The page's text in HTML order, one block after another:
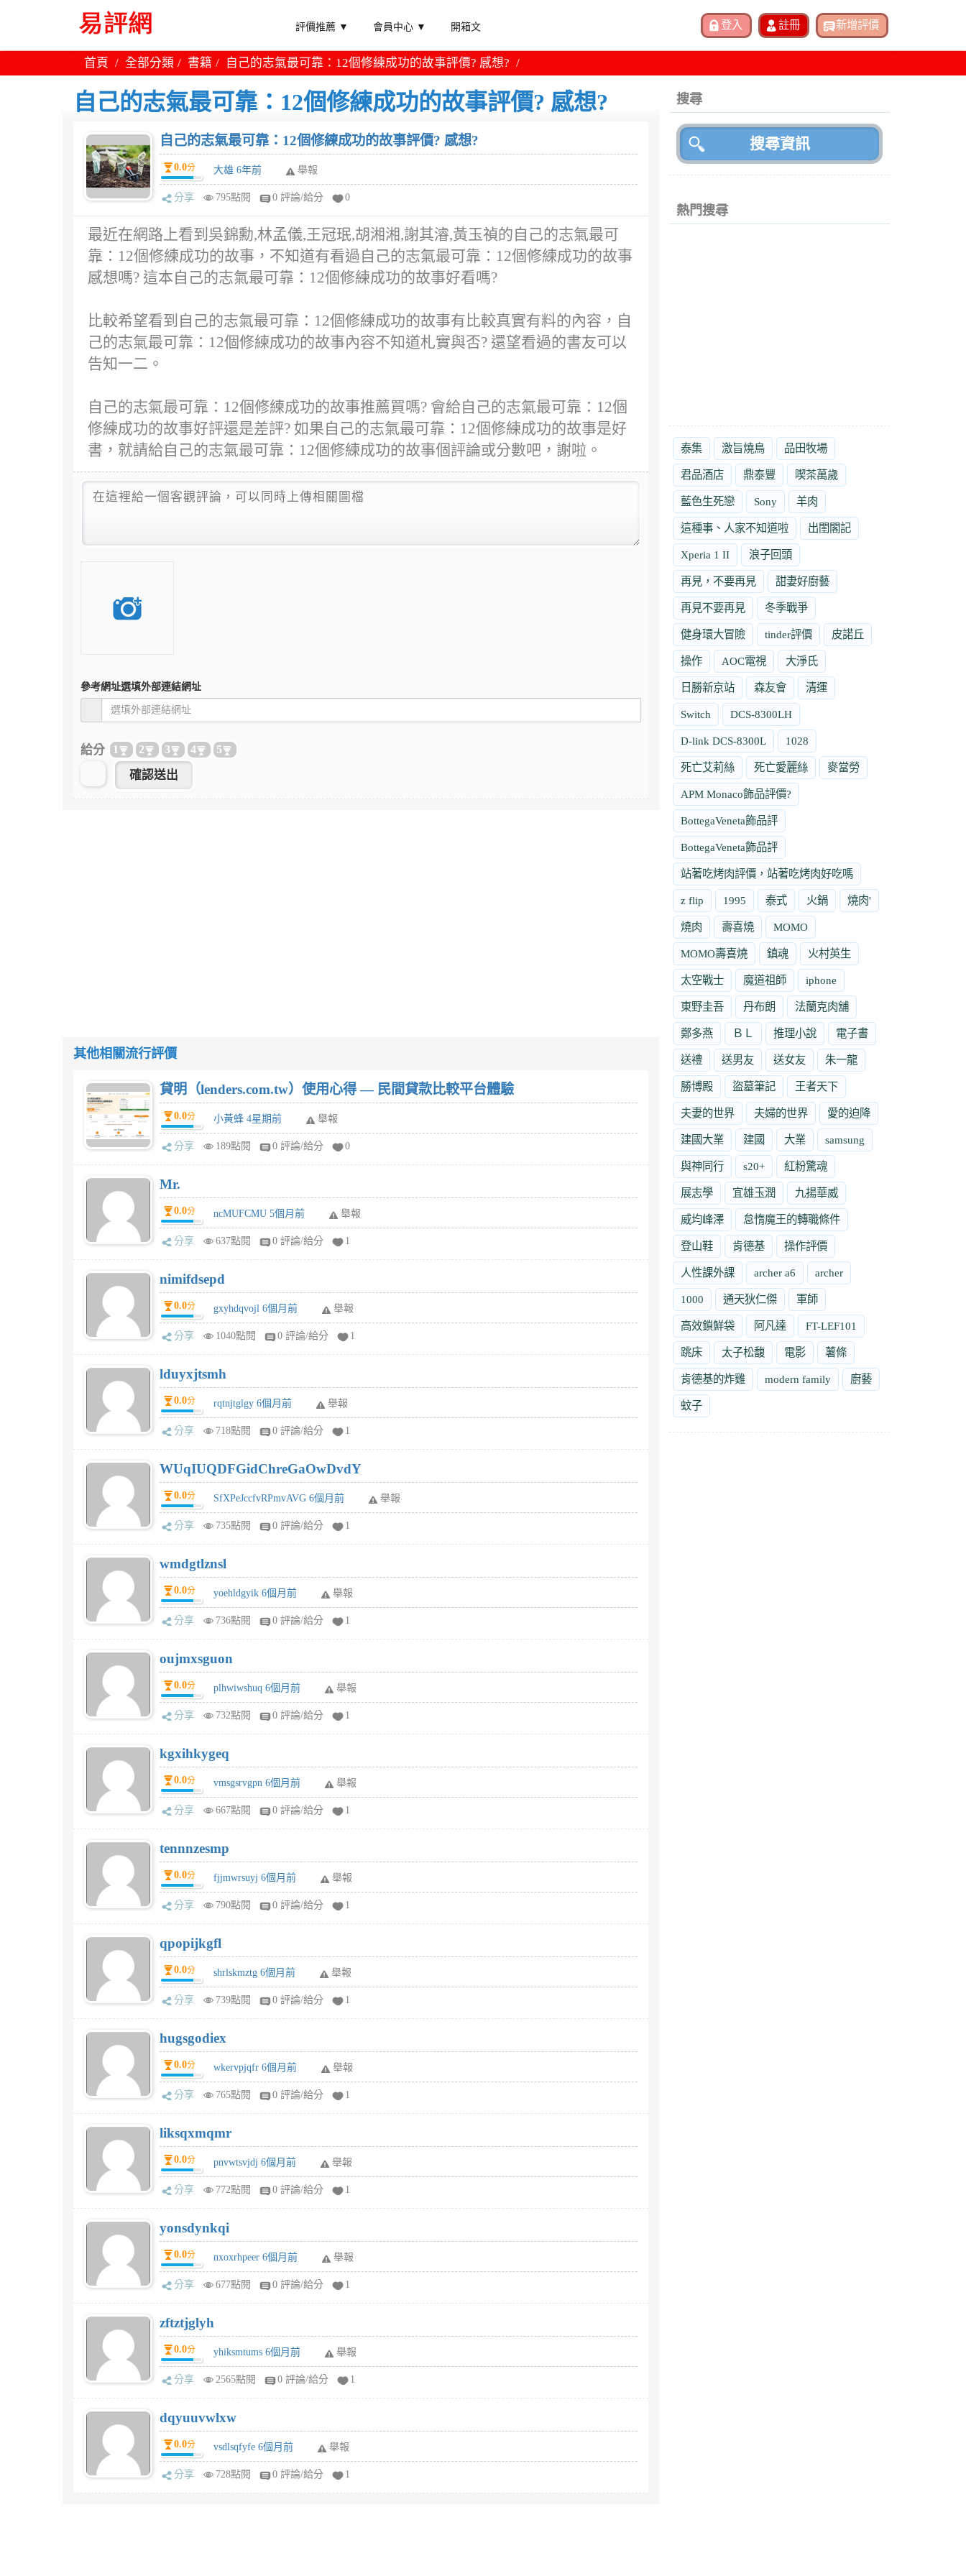
評價推薦 ▼ 會員中心 ▼ 開箱文
首頁 全部分類 書籍 自己的志氣最可靠：12個修練成功的故事評價? 感想?
自己的志氣最可靠：12個修練成功的故事評價? 感想?
自己的志氣最可靠：12個修練成功的故事評價? 感想?
0.0分 大雄 6年前 舉報
分享 795點閱 0 評論/給分 0
最近在網路上看到吳錦勳,林孟儀,王冠珉,胡湘湘,謝其濬,黃玉禎的自己的志氣最可
靠：12個修練成功的故事，不知道有看過自己的志氣最可靠：12個修練成功的故事
感想嗎? 這本自己的志氣最可靠：12個修練成功的故事好看嗎?
比較希望看到自己的志氣最可靠：12個修練成功的故事有比較真實有料的內容，自
己的志氣最可靠：12個修練成功的故事內容不知道札實與否? 還望看過的書友可以
告知一二。
自己的志氣最可靠：12個修練成功的故事推薦買嗎? 會給自己的志氣最可靠：12個
修練成功的故事好評還是差評? 如果自己的志氣最可靠：12個修練成功的故事是好
書，就請給自己的志氣最可靠：12個修練成功的故事個評論或分數吧，謝啦。
參考網址選填外部連結網址
給分 1 2 3 4 5
其他相關流行評價
貸明（lenders.com.tw）使用心得 — 民間貸款比較平台體驗
0.0分 小黃蜂 4星期前 舉報
分享 189點閱 0 評論/給分 0
Mr.
0.0分 ncMUFCMU 5個月前 舉報
分享 637點閱 0 評論/給分 1
nimifdsepd
0.0分 gxyhdqvojl 6個月前 舉報
分享 1040點閱 0 評論/給分 1
lduyxjtsmh
0.0分 rqtnjtglgy 6個月前 舉報
分享 718點閱 0 評論/給分 1
WUqIUQDFGidChreGaOwDvdY
0.0分 SfXPeJccfvRPmvAVG 6個月前 舉報
分享 735點閱 0 評論/給分 1
wmdgtlznsl
0.0分 yoehldgyik 6個月前 舉報
分享 736點閱 0 評論/給分 1
oujmxsguon
0.0分 plhwiwshuq 6個月前 舉報
分享 732點閱 0 評論/給分 1
kgxihkygeq
0.0分 vmsgsrvgpn 6個月前 舉報
分享 667點閱 0 評論/給分 1
tennnzesmp
0.0分 fjjmwrsuyj 6個月前 舉報
分享 790點閱 0 評論/給分 1
qpopijkgfl
0.0分 shrlskmztg 6個月前 舉報
分享 739點閱 0 評論/給分 1
hugsgodiex
0.0分 wkervpjqfr 6個月前 舉報
分享 765點閱 0 評論/給分 1
liksqxmqmr
0.0分 pnvwtsvjdj 6個月前 舉報
分享 772點閱 0 評論/給分 1
yonsdynkqi
0.0分 nxoxrhpeer 6個月前 舉報
分享 677點閱 0 評論/給分 1
zftztjglyh
0.0分 yhiksmtums 6個月前 舉報
分享 2565點閱 0 評論/給分 1
dqyuuvwlxw
0.0分 vsdlsqfyfe 6個月前 舉報
分享 728點閱 0 評論/給分 1
搜尋
熱門搜尋
泰集 激旨燒鳥 品田牧場
君品酒店 鼎泰豐 喫茶萬歲
藍色生死戀 Sony 羊肉
這種事、人家不知道啦 出閨閣記
Xperia 1 II 浪子回頭
再見，不要再見 甜妻好廚藝
再見不要再見 冬季戰爭
健身環大冒險 tinder評價 皮諾丘
操作 AOC電視 大淨氏
日勝新京站 森友會 清運
Switch DCS-8300LH
D-link DCS-8300L 1028
死亡艾莉絲 死亡愛麗絲 麥當勞
APM Monaco飾品評價?
BottegaVeneta飾品評
BottegaVeneta飾品評
站著吃烤肉評價，站著吃烤肉好吃嗎
z flip 1995 泰式 火鍋 燒肉'
燒肉 壽喜燒 MOMO
MOMO壽喜燒 鎮魂 火村英生
太空戰士 魔道祖師 iphone
東野圭吾 丹布朗 法蘭克肉舖
鄭多燕 ＢＬ 推理小說 電子書
送禮 送男友 送女友 朱一龍
勝博殿 盜墓筆記 王者天下
夫妻的世界 夫婦的世界 愛的迫降
建國大業 建國 大業 samsung
與神同行 s20+ 紅粉驚魂
展志學 宜雄玉潤 九揚華威
威均峰澤 怠惰魔王的轉職條件
登山鞋 肯德基 操作評價
人性課外課 archer a6 archer
1000 通天狄仁傑 軍師
高效鎖鮮袋 阿凡達 FT-LEF101
跳床 太子松馥 電影 薯條
肯德基的炸雞 modern family 廚藝
蚊子